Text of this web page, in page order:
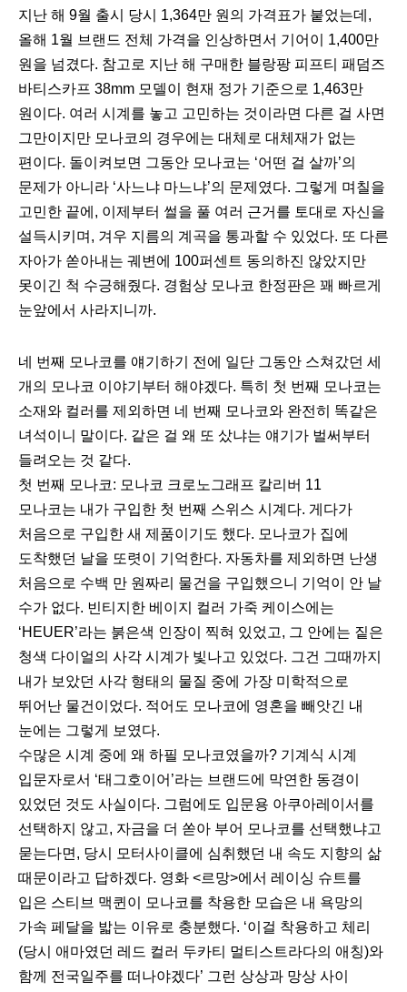
지난 해 9월 출시 당시 1,364만 원의 가격표가 붙었는데,
올해 1월 브랜드 전체 가격을 인상하면서 기어이 1,400만
원을 넘겼다. 참고로 지난 해 구매한 블랑팡 피프티 패덤즈
바티스카프 38mm 모델이 현재 정가 기준으로 1,463만
원이다. 여러 시계를 놓고 고민하는 것이라면 다른 걸 사면
그만이지만 모나코의 경우에는 대체로 대체재가 없는
편이다. 돌이켜보면 그동안 모나코는 ‘어떤 걸 살까’의
문제가 아니라 ‘사느냐 마느냐’의 문제였다. 그렇게 며칠을
고민한 끝에, 이제부터 썰을 풀 여러 근거를 토대로 자신을
설득시키며, 겨우 지름의 계곡을 통과할 수 있었다. 또 다른
자아가 쏟아내는 궤변에 100퍼센트 동의하진 않았지만
못이긴 척 수긍해줬다. 경험상 모나코 한정판은 꽤 빠르게
눈앞에서 사라지니까.
네 번째 모나코를 얘기하기 전에 일단 그동안 스쳐갔던 세
개의 모나코 이야기부터 해야겠다. 특히 첫 번째 모나코는
소재와 컬러를 제외하면 네 번째 모나코와 완전히 똑같은
녀석이니 말이다. 같은 걸 왜 또 샀냐는 얘기가 벌써부터
들려오는 것 같다.
첫 번째 모나코: 모나코 크로노그래프 칼리버 11
모나코는 내가 구입한 첫 번째 스위스 시계다. 게다가
처음으로 구입한 새 제품이기도 했다. 모나코가 집에
도착했던 날을 또렷이 기억한다. 자동차를 제외하면 난생
처음으로 수백 만 원짜리 물건을 구입했으니 기억이 안 날
수가 없다. 빈티지한 베이지 컬러 가죽 케이스에는
‘HEUER’라는 붉은색 인장이 찍혀 있었고, 그 안에는 짙은
청색 다이얼의 사각 시계가 빛나고 있었다. 그건 그때까지
내가 보았던 사각 형태의 물질 중에 가장 미학적으로
뛰어난 물건이었다. 적어도 모나코에 영혼을 빼앗긴 내
눈에는 그렇게 보였다.
수많은 시계 중에 왜 하필 모나코였을까? 기계식 시계
입문자로서 ‘태그호이어’라는 브랜드에 막연한 동경이
있었던 것도 사실이다. 그럼에도 입문용 아쿠아레이서를
선택하지 않고, 자금을 더 쏟아 부어 모나코를 선택했냐고
묻는다면, 당시 모터사이클에 심취했던 내 속도 지향의 삶
때문이라고 답하겠다. 영화 <르망>에서 레이싱 슈트를
입은 스티브 맥퀸이 모나코를 착용한 모습은 내 욕망의
가속 페달을 밟는 이유로 충분했다. ‘이걸 착용하고 체리
(당시 애마였던 레드 컬러 두카티 멀티스트라다의 애칭)와
함께 전국일주를 떠나야겠다’ 그런 상상과 망상 사이